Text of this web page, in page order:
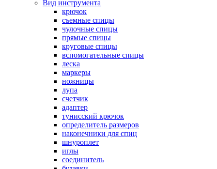
Вид инструмента
крючок
съемные спицы
чулочные спицы
прямые спицы
круговые спицы
вспомогательные спицы
леска
маркеры
ножницы
лупа
счетчик
адаптер
тунисский крючок
определитель размеров
наконечники для спиц
шнуроплет
иглы
соединитель